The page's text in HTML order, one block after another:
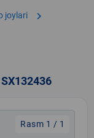
joylari chevron_right
Rasm 1 / 1